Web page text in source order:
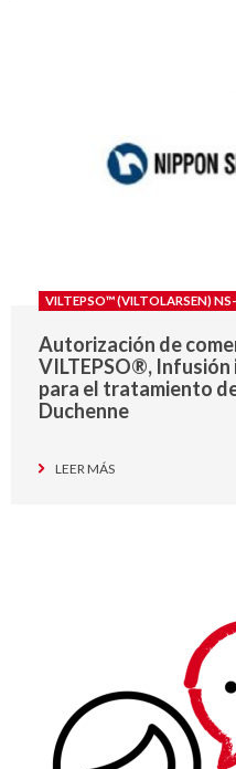
VILTEPSO™ (VILTOLARSEN)
Autorización de
VILTEPSO®,
para el tratamiento
Duchenne
LEER MÁS